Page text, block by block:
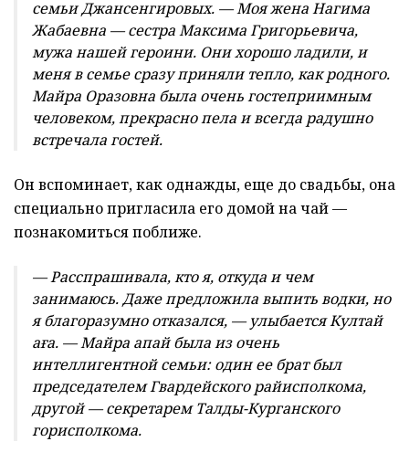
семьи Джансенгировых. — Моя жена Нагима
Жабаевна — сестра Максима Григорьевича,
мужа нашей героини. Они хорошо ладили, и
меня в семье сразу приняли тепло, как родного.
Майра Оразовна была очень гостеприимным
человеком, прекрасно пела и всегда радушно
встречала гостей.
Он вспоминает, как однажды, еще до свадьбы, она
специально пригласила его домой на чай —
познакомиться поближе.
— Расспрашивала, кто я, откуда и чем
занимаюсь. Даже предложила выпить водки, но
я благоразумно отказался, — улыбается Култай
аға. — Майра апай была из очень
интеллигентной семьи: один ее брат был
председателем Гвардейского райисполкома,
другой — секретарем Талды-Курганского
горисполкома.